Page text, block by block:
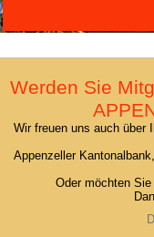
Werden Sie
Wir freuen uns auch über
Appenzeller
Oder möchten